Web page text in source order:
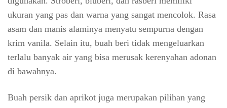
ukuran yang pas dan warna yang sangat mencolok. Rasa
asam dan manis alaminya menyatu sempurna dengan
krim vanila. Selain itu, buah beri tidak mengeluarkan
terlalu banyak air yang bisa merusak kerenyahan adonan
di bawahnya.
Buah persik dan aprikot juga merupakan pilihan yang